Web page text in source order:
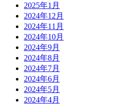
2025年1月
2024年12月
2024年11月
2024年10月
2024年9月
2024年8月
2024年7月
2024年6月
2024年5月
2024年4月